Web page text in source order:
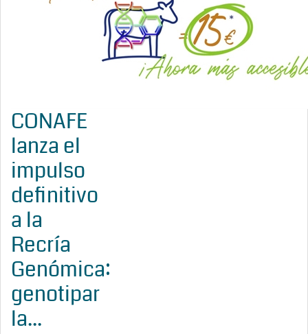
CONAFE
lanza el
impulso
definitivo
a la
Recría
Genómica:
genotipar
la...